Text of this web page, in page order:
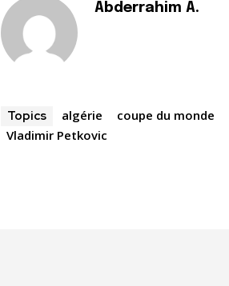
Abderrahim A.
Topics algérie coupe du monde
Vladimir Petkovic